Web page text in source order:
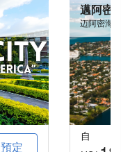
預定
邁阿密
迈阿密海
自